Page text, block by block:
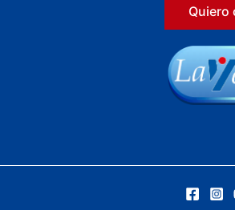
Quiero